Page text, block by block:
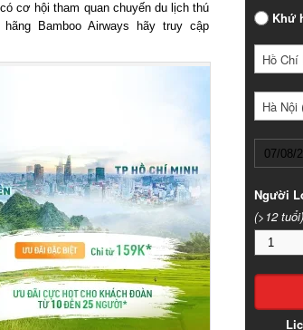
cơ hội tham quan chuyến du lịch thú
Bamboo Airways hãy truy cập
Khứ
Hồ Chí
Hà Nội
Người
(>12 tuổi)